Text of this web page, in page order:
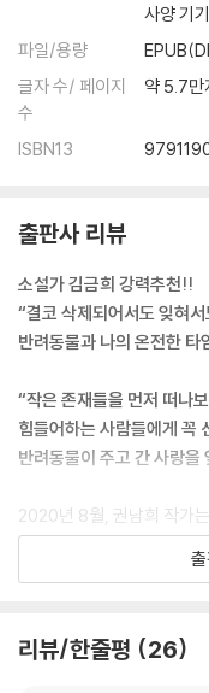
사양 기
파일/용량
글자 수/ 페이지
수
약 5.7
ISBN13
출판사 리뷰
소설가 김금희 강력추천!!
“결코 삭제되어서도 잊혀
반려동물과 나의 온전한
“작은 존재들을 먼저 떠나
힘들어하는 사람들에게 꼭
반려동물이 주고 간 사랑을
2020년 8월, 권남희 작가
려견 '나무'에 대해 이야기
다 ‘나무' 사진 보며 즐겁게
려동물과 함께한 14년의 시
리뷰/한줄평 26